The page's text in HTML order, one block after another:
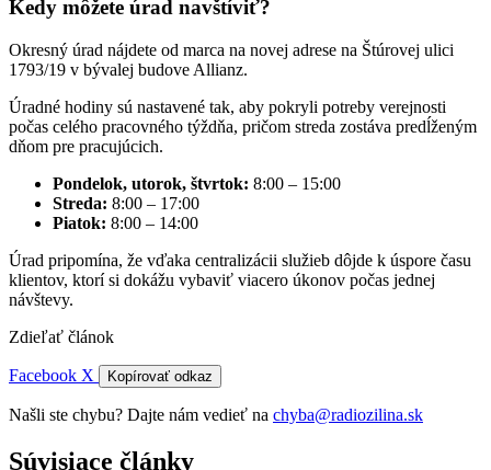
Kedy môžete úrad navštíviť?
Okresný úrad nájdete od marca na novej adrese na Štúrovej ulici
1793/19 v bývalej budove Allianz.
Úradné hodiny sú nastavené tak, aby pokryli potreby verejnosti
počas celého pracovného týždňa, pričom streda zostáva predĺženým
dňom pre pracujúcich.
Pondelok, utorok, štvrtok: 8:00 – 15:00
Streda: 8:00 – 17:00
Piatok: 8:00 – 14:00
Úrad pripomína, že vďaka centralizácii služieb dôjde k úspore času
klientov, ktorí si dokážu vybaviť viacero úkonov počas jednej
návštevy.
Zdieľať článok
Facebook X Kopírovať odkaz
Našli ste chybu? Dajte nám vedieť na chyba@radiozilina.sk
Súvisiace články